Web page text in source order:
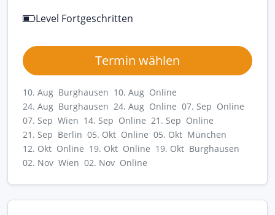
Level Fortgeschritten
Termin wählen
10. Aug Burghausen 10. Aug Online
24. Aug Burghausen 24. Aug Online 07. Sep Online
07. Sep Wien 14. Sep Online 21. Sep Online
21. Sep Berlin 05. Okt Online 05. Okt München
12. Okt Online 19. Okt Online 19. Okt Burghausen
02. Nov Wien 02. Nov Online